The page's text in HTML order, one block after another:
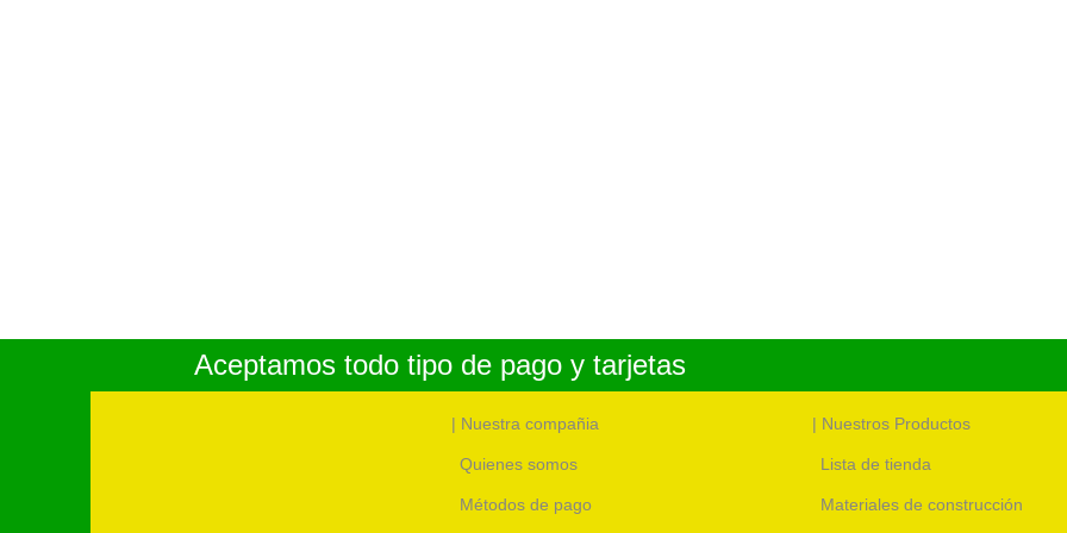
Aceptamos todo tipo de pago y tarjetas
| Nuestra compañia
Quienes somos
Métodos de pago
| Nuestros Productos
Lista de tienda
Materiales de construcción